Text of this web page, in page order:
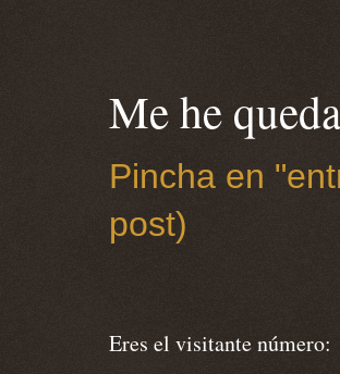
Me he
Pincha en
post)
Eres el visitante número: